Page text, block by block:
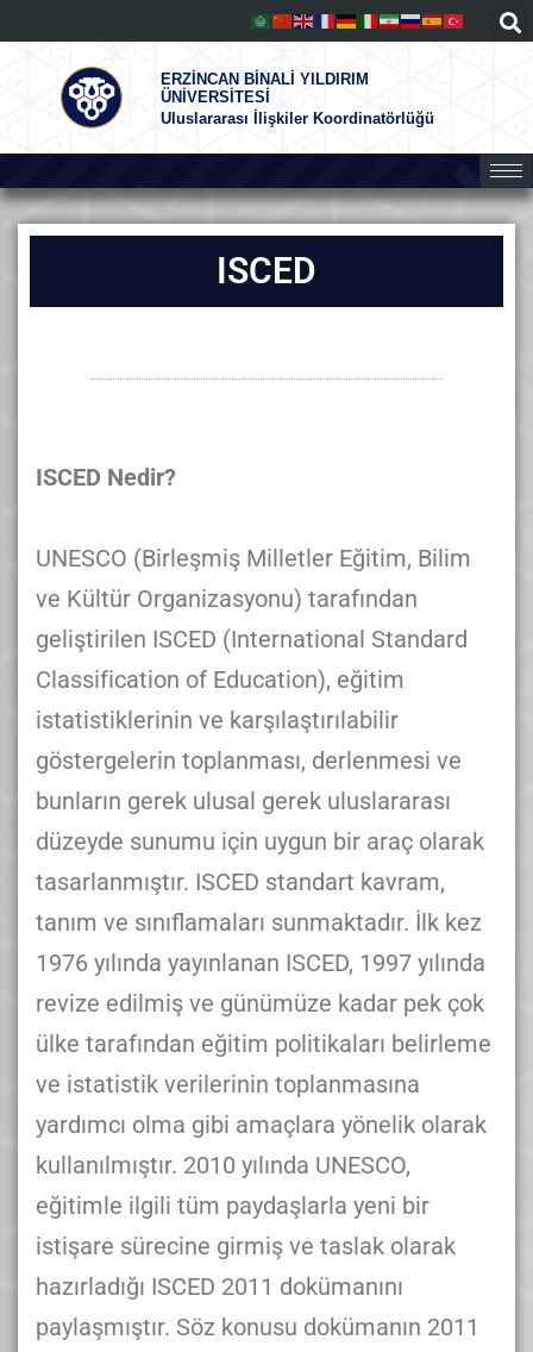
ERZİNCAN BİNALİ YILDIRIM
ÜNİVERSİTESİ
Uluslararası İlişkiler Koordinatörlüğü
ISCED
ISCED Nedir?
UNESCO (Birleşmiş Milletler Eğitim, Bilim
ve Kültür Organizasyonu) tarafından
geliştirilen ISCED (International Standard
Classification of Education), eğitim
istatistiklerinin ve karşılaştırılabilir
göstergelerin toplanması, derlenmesi ve
bunların gerek ulusal gerek uluslararası
düzeyde sunumu için uygun bir araç olarak
tasarlanmıştır. ISCED standart kavram,
tanım ve sınıflamaları sunmaktadır. İlk kez
1976 yılında yayınlanan ISCED, 1997 yılında
revize edilmiş ve günümüze kadar pek çok
ülke tarafından eğitim politikaları belirleme
ve istatistik verilerinin toplanmasına
yardımcı olma gibi amaçlara yönelik olarak
kullanılmıştır. 2010 yılında UNESCO,
eğitimle ilgili tüm paydaşlarla yeni bir
istişare sürecine girmiş ve taslak olarak
hazırladığı ISCED 2011 dokümanını
paylaşmıştır. Söz konusu dokümanın 2011